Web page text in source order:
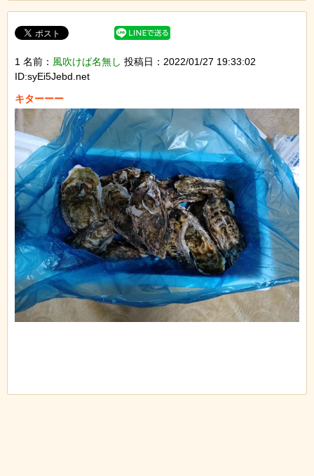
1 名前： 風吹けば名無し 投稿日：2022/01/27 19:33:02
ID:syEi5Jebd.net